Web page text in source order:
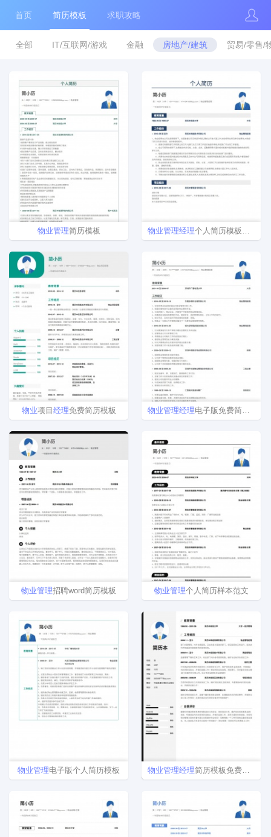
首页 简历模板 求职攻略
全部 IT/互联网/游戏 金融 房地产/建筑 贸易/零售/
物业管理简历模板 物业管理经理个人简历模板免费下载
物业项目 经理免费简历模板 物业管理经理电子版免费简历模板
物业管理招聘word简历模板 物业管理个人简历样本范文
物业管理电子版个人简历模板 物业管理经理简历模板免费下载